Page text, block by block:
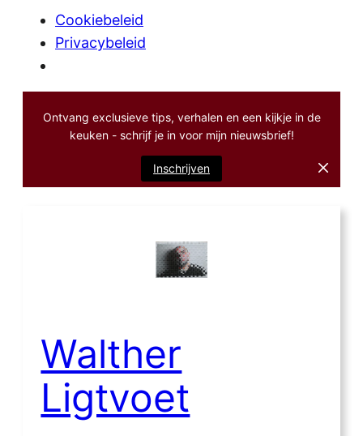
Cookiebeleid
Privacybeleid
Ontvang exclusieve tips, verhalen en een kijkje in de
keuken - schrijf je in voor mijn nieuwsbrief!
Inschrijven
Walther
Ligtvoet